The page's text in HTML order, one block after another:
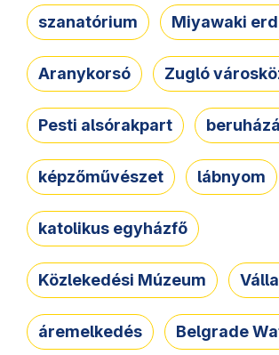
szanatórium Miyawaki
Aranykorsó Zugló
Pesti alsórakpart
képzőművészet lábnyom
katolikus egyházfő
Közlekedési Múzeum
áremelkedés Belgrade